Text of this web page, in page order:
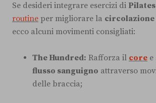
Se desideri integrare esercizi di Pilates
routine per migliorare la circolazione
ecco alcuni movimenti consigliati:
The Hundred: Rafforza il core e
flusso sanguigno attraverso
delle braccia;